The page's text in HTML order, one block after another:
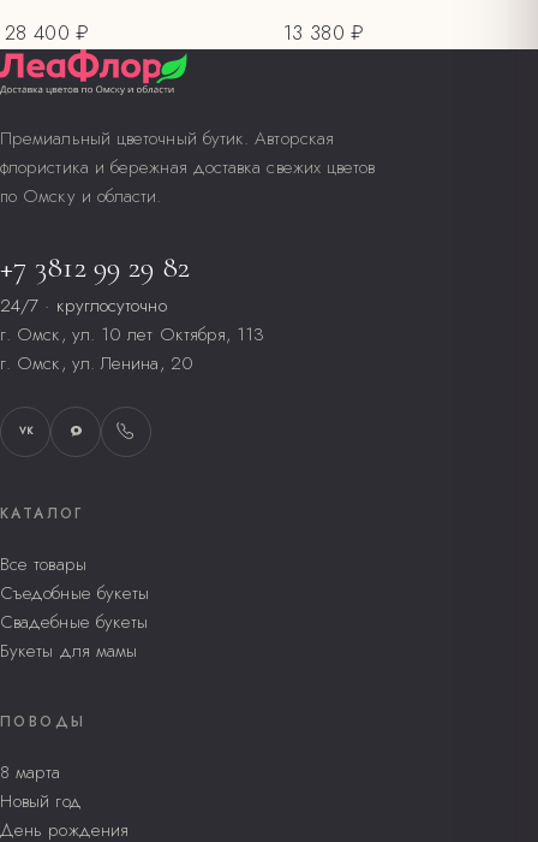
28 400 ₽ 13 380 ₽
Премиальный цветочный бутик. Авторская
флористика и бережная доставка свежих цветов
по Омску и области.
+7 3812 99 29 82
24/7 · круглосуточно
г. Омск, ул. 10 лет Октября, 113
г. Омск, ул. Ленина, 20
VK
КАТАЛОГ
Все товары
Съедобные букеты
Свадебные букеты
Букеты для мамы
ПОВОДЫ
8 марта
Новый год
День рождения